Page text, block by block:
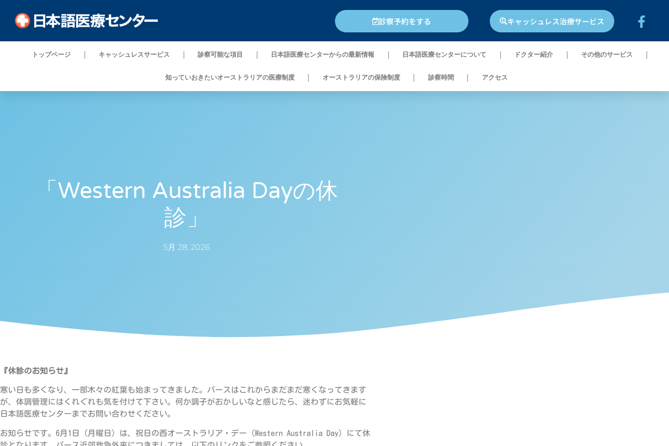
診察予約をする キャッシュレス治療サービス
トップページ キャッシュレスサービス 診察可能な項目 日本語医療センターからの最新情報 日本語医療センターについて ドクター紹介​ その他のサービス
知っていおきたいオーストラリアの医療制度 オーストラリアの保険制度 診察時間 アクセス
「Western Australia Dayの休
診」
5月 28, 2026
『休診のお知らせ』
寒い日も多くなり、一部木々の紅葉も始まってきました。パースはこれからまだまだ寒くなってきます
が、体調管理にはくれぐれも気を付けて下さい。何か調子がおかしいなと感じたら、迷わずにお気軽に
日本語医療センターまでお問い合わせください。
お知らせです。6月1日（月曜日）は、祝日の西オーストラリア・デー（Western Australia Day）にて休